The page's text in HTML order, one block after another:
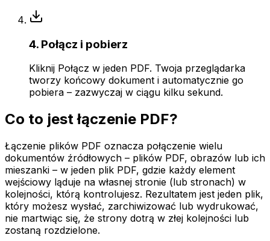
4. Połącz i pobierz
Kliknij Połącz w jeden PDF. Twoja przeglądarka
tworzy końcowy dokument i automatycznie go
pobiera – zazwyczaj w ciągu kilku sekund.
Co to jest łączenie PDF?
Łączenie plików PDF oznacza połączenie wielu
dokumentów źródłowych – plików PDF, obrazów lub ich
mieszanki – w jeden plik PDF, gdzie każdy element
wejściowy ląduje na własnej stronie (lub stronach) w
kolejności, którą kontrolujesz. Rezultatem jest jeden plik,
który możesz wysłać, zarchiwizować lub wydrukować,
nie martwiąc się, że strony dotrą w złej kolejności lub
zostaną rozdzielone.